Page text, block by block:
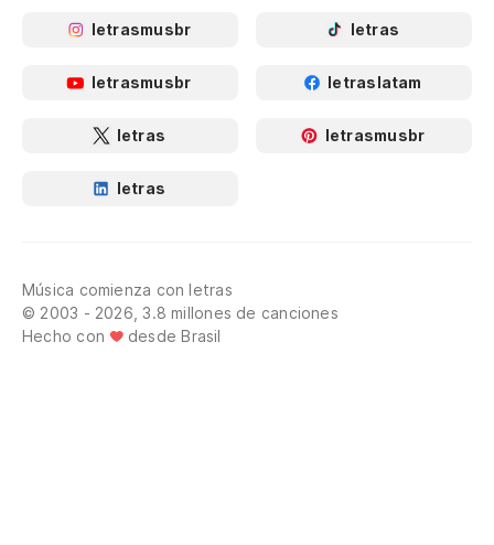
letrasmusbr letras
letrasmusbr letraslatam
letras letrasmusbr
letras
Música comienza con letras
© 2003 - 2026, 3.8 millones de canciones
Hecho con
desde Brasil